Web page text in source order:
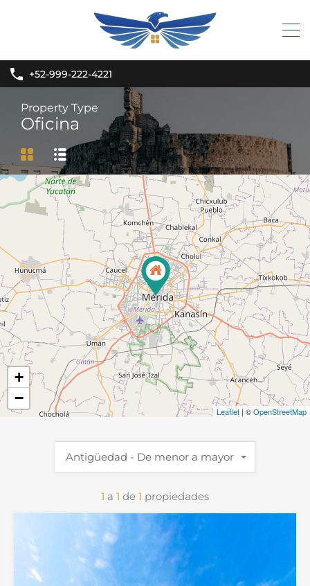
+52-999-222-4221
Property Type
Oficina
+
−
Leaflet | ©OpenStreetMap
1 a 1 de 1 propiedades
Antigüedad - De menor a mayor